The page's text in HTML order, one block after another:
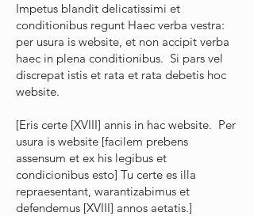
Impetus blandit delicatissimi et
conditionibus regunt Haec verba vestra:
per usura is website, et non accipit verba
haec in plena conditionibus. Si pars vel
discrepat istis et rata et rata debetis hoc
website.
[Eris certe [XVIII] annis in hac website. Per
usura is website [facilem prebens
assensum et ex his legibus et
condicionibus esto] Tu certe es illa
repraesentant, warantizabimus et
defendemus [XVIII] annos aetatis.]